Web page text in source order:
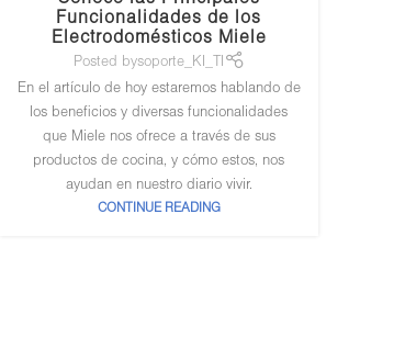
Funcionalidades de los
Electrodomésticos Miele
Posted bysoporte_KI_TI
En el artículo de hoy estaremos hablando de
los beneficios y diversas funcionalidades
que Miele nos ofrece a través de sus
productos de cocina, y cómo estos, nos
ayudan en nuestro diario vivir.
CONTINUE READING